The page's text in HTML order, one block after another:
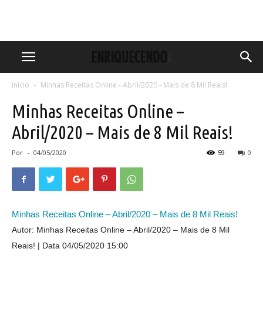
Início Minhas Receitas Online - Abril/2020 - Mais de 8 Mil Reais!
Minhas Receitas Online –
Abril/2020 – Mais de 8 Mil Reais!
Por - 04/05/2020 0
59
Minhas Receitas Online – Abril/2020 – Mais de 8 Mil Reais!
Autor: Minhas Receitas Online – Abril/2020 – Mais de 8 Mil
Reais!
Data 04/05/2020 15:00